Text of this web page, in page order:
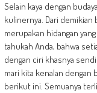
Selain kaya dengan
kulinernya. Dari demikian
merupakan hidangan
tahukah Anda, bahwa
dengan ciri khasnya
mari kita kenalan dengan
berikut ini. Semuanya